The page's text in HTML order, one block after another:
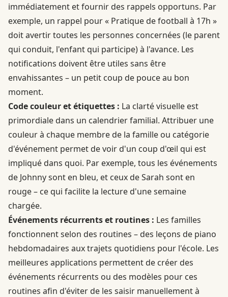
immédiatement et fournir des rappels opportuns. Par
exemple, un rappel pour « Pratique de football à 17h »
doit avertir toutes les personnes concernées (le parent
qui conduit, l'enfant qui participe) à l'avance. Les
notifications doivent être utiles sans être
envahissantes – un petit coup de pouce au bon
moment.
Code couleur et étiquettes : La clarté visuelle est
primordiale dans un calendrier familial. Attribuer une
couleur à chaque membre de la famille ou catégorie
d'événement permet de voir d'un coup d'œil qui est
impliqué dans quoi. Par exemple, tous les événements
de Johnny sont en bleu, et ceux de Sarah sont en
rouge – ce qui facilite la lecture d'une semaine
chargée.
Événements récurrents et routines : Les familles
fonctionnent selon des routines – des leçons de piano
hebdomadaires aux trajets quotidiens pour l'école. Les
meilleures applications permettent de créer des
événements récurrents ou des modèles pour ces
routines afin d'éviter de les saisir manuellement à